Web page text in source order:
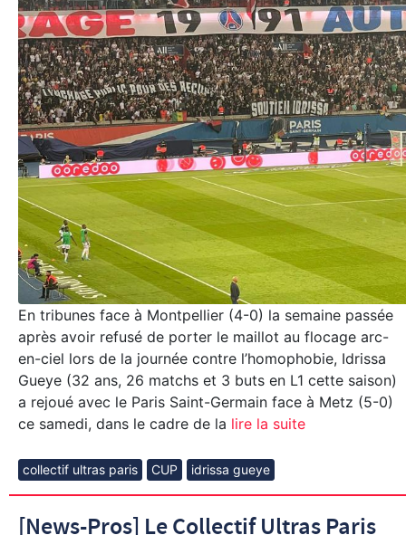
En tribunes face à Montpellier (4-0) la semaine passée
après avoir refusé de porter le maillot au flocage arc-
en-ciel lors de la journée contre l’homophobie, Idrissa
Gueye (32 ans, 26 matchs et 3 buts en L1 cette saison)
a rejoué avec le Paris Saint-Germain face à Metz (5-0)
ce samedi, dans le cadre de la lire la suite
collectif ultras paris CUP idrissa gueye
[News-Pros] Le Collectif Ultras Paris